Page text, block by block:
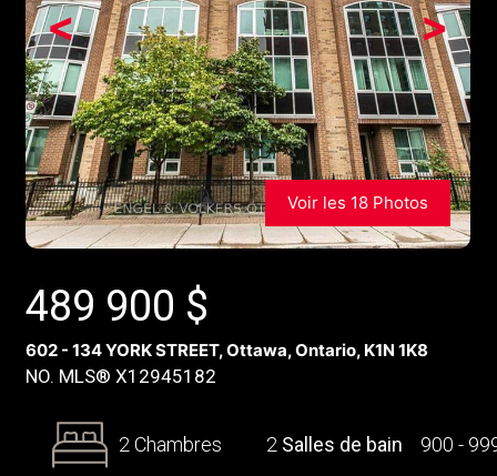
>
<
Voir les 18 Photos
489 900 $
602 - 134 YORK STREET, Ottawa, Ontario, K1N 1K8
NO. MLS® X12945182
2 Chambres 2 Salles de bain 900 -